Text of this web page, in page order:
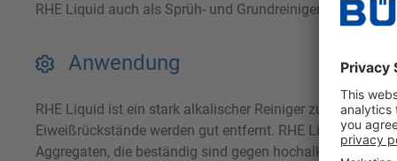
RHE Liquid auch als Sprüh- und Grundreiniger für
Anwendung
RHE Liquid ist ein stark alkalischer Reiniger zur
Eiweißrückstände werden gut entfernt. RHE Liquid wird
Aggregaten, die beständig sind gegen hochalkalische